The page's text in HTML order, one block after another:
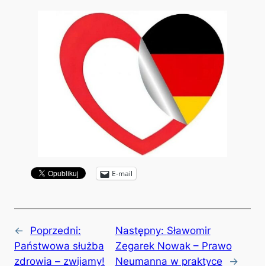
E-mail
←
Poprzedni:
Państwowa służba
zdrowia – zwijamy!
Następny: Sławomir
Zegarek Nowak – Prawo
Neumanna w praktyce
→